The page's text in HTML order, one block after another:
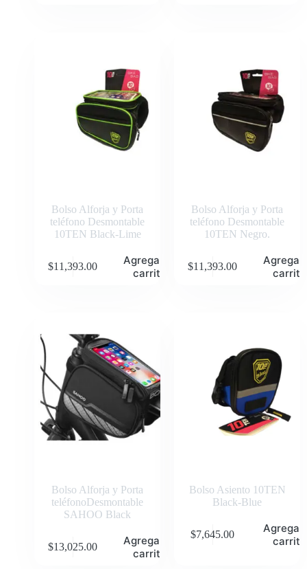
Bolso Alforja y Porta
teléfono Desmontable
10TEN Black-Lime
$11,393.00
Agregar al
carrito
Bolso Alforja y Porta
teléfono Desmontable
10TEN Negro.
$11,393.00
Agregar
carrito
Bolso Alforja y Porta
teléfonoDesmontable
SAHOO Black
$13,025.00
Agregar al
carrito
Bolso Asiento 10TEN
Black-Blue
$7,645.00
Agregar
carrito